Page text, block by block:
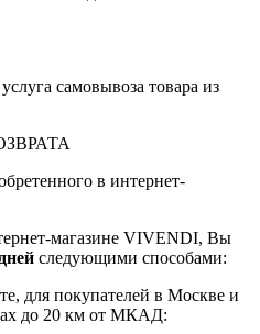
самовывоза товара из
в интернет-
магазине VIVENDI, Вы
следующими способами:
для покупателей в Москве и
до 20 км от МКАД: